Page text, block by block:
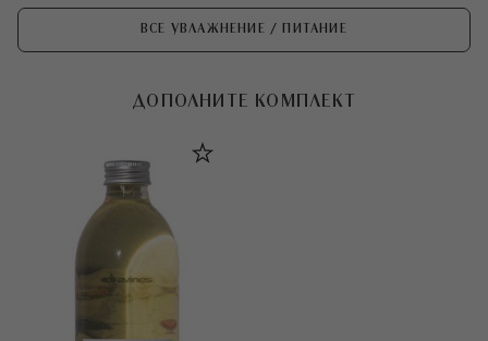
ВСЕ УВЛАЖНЕНИЕ / ПИТАНИЕ
ДОПОЛНИТЕ КОМПЛЕКТ